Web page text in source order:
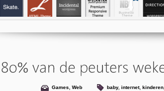
Games Web baby, internet, kinderen